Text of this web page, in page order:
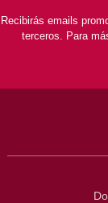
Recibirás emails
terceros. Para